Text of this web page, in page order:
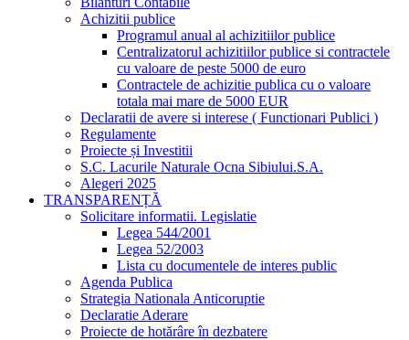
Achizitii publice
Programul anual al achizitiilor publice
Centralizatorul achizitiilor publice si contractele
cu valoare de peste 5000 de euro
Contractele de achizitie publica cu o valoare
totala mai mare de 5000 EUR
Declaratii de avere si interese ( Functionari Publici )
Regulamente
Proiecte și Investitii
S.C. Lacurile Naturale Ocna Sibiului.S.A.
Alegeri 2025
TRANSPARENȚĂ
Solicitare informatii. Legislatie
Legea 544/2001
Legea 52/2003
Lista cu documentele de interes public
Agenda Publica
Strategia Nationala Anticoruptie
Declaratie Aderare
Proiecte de hotărâre în dezbatere